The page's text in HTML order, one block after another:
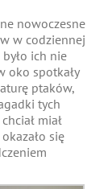
nowoczesne
w codziennej
ich nie
oko spotkały
ptaków,
tych
miał
się